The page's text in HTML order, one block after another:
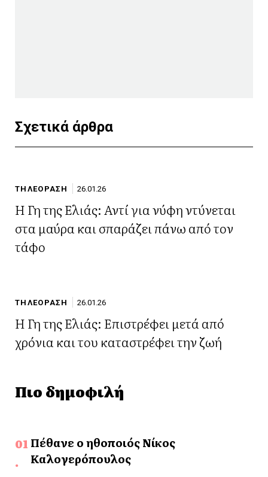
Σχετικά άρθρα
ΤΗΛΕΟΡΑΣΗ 26.01.26
Η Γη της Ελιάς: Αντί για νύφη ντύνεται
στα μαύρα και σπαράζει πάνω από τον
τάφο
ΤΗΛΕΟΡΑΣΗ 26.01.26
Η Γη της Ελιάς: Επιστρέφει μετά από
χρόνια και του καταστρέφει την ζωή
Πιο δημοφιλή
Πέθανε ο ηθοποιός Νίκος
Καλογερόπουλος